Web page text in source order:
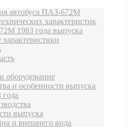
автобуса ПАЗ-672М
характеристик
1983 года выпуска
оборудование
и особенности выпуска
выпуска
и внешнего вида